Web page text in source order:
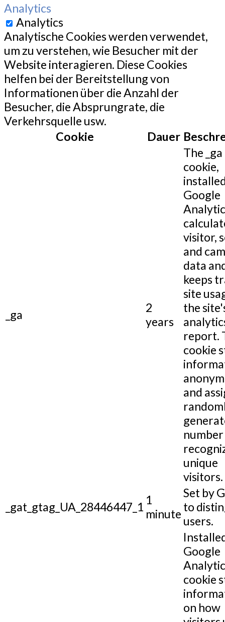
Analytics
Analytics
Analytische Cookies werden verwendet,
um zu verstehen, wie Besucher mit der
Website interagieren. Diese Cookies
helfen bei der Bereitstellung von
Informationen über die Anzahl der
Besucher, die Absprungrate, die
Verkehrsquelle usw.
Cookie
Dauer
_ga
2
years
The _ga
cookie,
Google
visitor,
and
data
keeps
site
the
report.
cookie
and
unique
visitors.
_gat_gtag_UA_28446447_1 1
minute
Set by
to
users.
Google
cookie
on how